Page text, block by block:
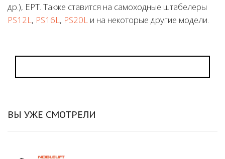
др.), EPT. Также ставится на самоходные штабелеры
PS12L , PS16L , PS20L и на некоторые другие модели.
ВЫ УЖЕ СМОТРЕЛИ